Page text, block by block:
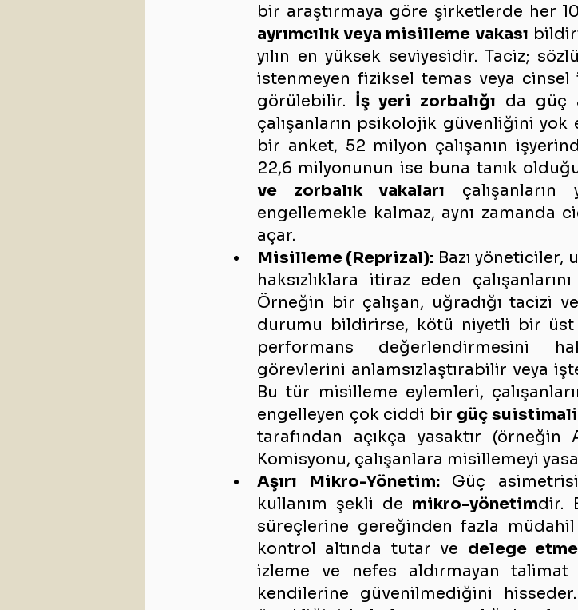
bir araştırmaya göre şirketlerde her
ayrımcılık veya misilleme vakası
yılın en yüksek seviyesidir. Taciz;
istenmeyen fiziksel temas veya
görülebilir. İş yeri zorbalığı da güç
çalışanların psikolojik güvenliğini yok
bir anket, 52 milyon çalışanın
22,6 milyonunun ise buna tanık
ve zorbalık vakaları çalışanların
engellemekle kalmaz, aynı zamanda
açar.
Misilleme (Reprizal): Bazı yöneticiler,
haksızlıklara itiraz eden çalışanlarını
Örneğin bir çalışan, uğradığı tacizi
durumu bildirirse, kötü niyetli bir
performans değerlendirmesini
görevlerini anlamsızlaştırabilir veya
Bu tür misilleme eylemleri,
engelleyen çok ciddi bir güç
tarafından açıkça yasaktır (örneğin
Komisyonu, çalışanlara misillemeyi
Aşırı Mikro-Yönetim: Güç
kullanım şekli de mikro-yönetimdir.
süreçlerine gereğinden fazla
kontrol altında tutar ve delege etme
izleme ve nefes aldırmayan talimat
kendilerine güvenilmediğini